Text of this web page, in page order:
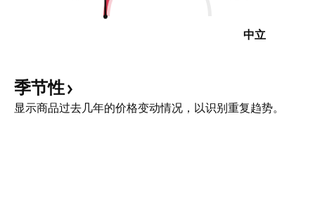
中立
季节性
显示商品过去几年的价格变动情况，以识别重复趋势。